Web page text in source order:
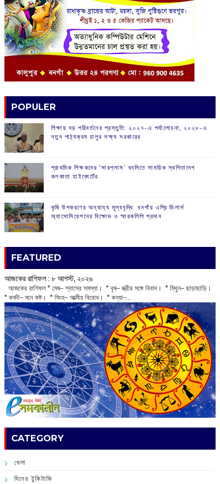
POPULER
শিক্ষায় বড় পরিবর্তনের প্রস্তুতি: ২০২৭-এ পর্যালোচনা, ২০২৮-এ
নতুন পাঠ্যক্রম চালুর লক্ষ্য সরকারের
প্রাথমিক শিক্ষকদের ‘সারপ্লাস’ বদলিতে সাময়িক স্থগিতাদেশ
কলকাতা হাইকোর্টের
কৃষি উপকরণের অন্যায্য মূল্যবৃদ্ধি: বনগাঁয় এগ্রি ডিলার্স
অ্যাসোসিয়েশনের বিক্ষোভ ও স্মারকলিপি প্রদান
FEATURED
আজকের রাশিফল :‌ ‌‌৮ আগস্ট, ২০২৬
‌ আজকের রাশিফল * মেষ– শ্বাসের সমস্যা। * বৃষ– স্ত্রীর সঙ্গে বিবাদ। * মিথুন– ছাড়াছাড়ি।
* কর্কট– মনে কষ্ট। * সিংহ– আত্মীয় বিরোধ। * কন্যা–...
CATEGORY
খেলা
দিনের টুকিটাকি